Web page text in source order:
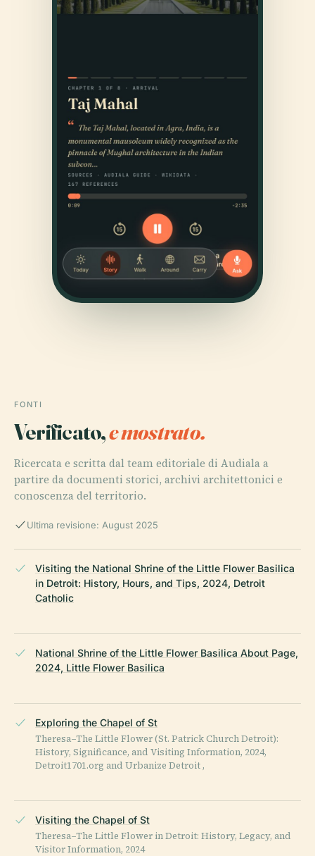
FONTI
Verificato,e mostrato.
Ricercata e scritta dal team editoriale di Audiala a
partire da documenti storici, archivi architettonici e
conoscenza del territorio.
Ultima revisione: August 2025
Visiting the National Shrine of the Little Flower Basilica
in Detroit: History, Hours, and Tips, 2024, Detroit
Catholic
National Shrine of the Little Flower Basilica About Page,
2024, Little Flower Basilica
Exploring the Chapel of St
Theresa–The Little Flower (St. Patrick Church Detroit):
History, Significance, and Visiting Information, 2024,
Detroit1701.org and Urbanize Detroit ,
Visiting the Chapel of St
Theresa–The Little Flower in Detroit: History, Legacy, and
Visitor Information, 2024